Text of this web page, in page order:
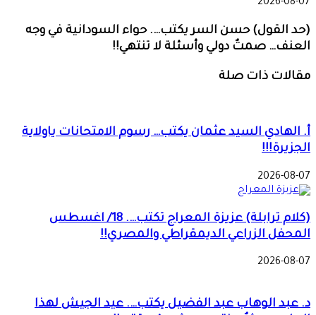
2026-08-07
(حد القول) حسن السر يكتب…. حواء السودانية في وجه
العنف… صمتٌ دولي وأسئلة لا تنتهي!!
مقالات ذات صلة
أ. الهادي السيد عثمان يكتب… رسوم الامتحانات ياولاية
الجزيرة!!!
2026-08-07
(كلام ترابلة) عزيزة المعراج تكتب…. 18/ اغسطس
المحفل الزراعي الديمقراطي والمصري!!
2026-08-07
د. عبد الوهاب عبد الفضيل يكتب…. عيد الجيش لهذا